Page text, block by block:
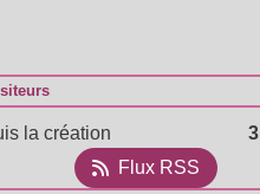
la création
Flux RSS